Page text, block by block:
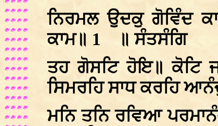
ਨਿਰਮਲ ਉਦਕੁ ਗੋਵਿੰਦ
ਕਾਮ॥ 1
॥ ਸੰਤਸੰਗਿ
ਤਹ ਗੋਸਟਿ ਹੋਇ॥ ਕੋਟਿ
ਸਿਮਰਹਿ ਸਾਧ ਕਰਹਿ
ਮਨਿ ਤਨਿ ਰਵਿਆ